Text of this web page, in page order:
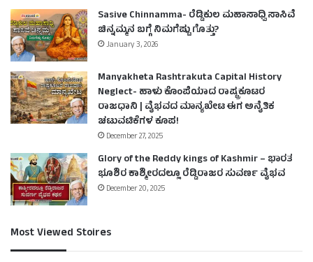
Sasive Chinnamma- ರೆಡ್ಡಿಕುಲ ಮಹಾಸಾಧ್ವಿ ಸಾಸಿವೆ
ಚಿನ್ನಮ್ಮನ ಬಗ್ಗೆ ನಿಮಗೆಷ್ಟು ಗೊತ್ತು?
January 3, 2026
Manyakheta Rashtrakuta Capital History
Neglect- ಹಾಳು ಕೊಂಪೆಯಾದ ರಾಷ್ಟ್ರಕೂಟರ
ರಾಜಧಾನಿ | ವೈಭವದ ಮಾನ್ಯಖೇಟ ಈಗ ಅನೈತಿಕ
ಚಟುವಟಿಕೆಗಳ ಕೂಪ!
December 27, 2025
Glory of the Reddy kings of Kashmir – ಭಾರತ
ಭೂಶಿರ ಕಾಶ್ಮೀರದಲ್ಲೂ ರೆಡ್ಡಿರಾಜರ ಸುವರ್ಣ ವೈಭವ
December 20, 2025
Most Viewed Stoires